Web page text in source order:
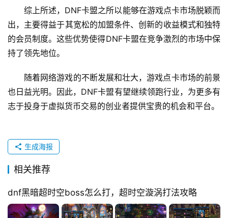
综上所述，DNF卡盟之所以能够在游戏点卡市场脱颖而
出，主要得益于其宽松的加盟条件、创新的收益模式和独特
的会员制度。这些优势使得DNF卡盟在竞争激烈的市场中保
持了领先地位。
随着网络游戏的不断发展和壮大，游戏点卡市场的前景
也日益光明。因此，DNF卡盟有望继续领跑行业，为更多有
志于投身于虚拟货币交易的创业者提供宝贵的机会和平台。
生成海报
相关推荐
dnf黑暗超时空boss怎么打，超时空漩涡打法攻略